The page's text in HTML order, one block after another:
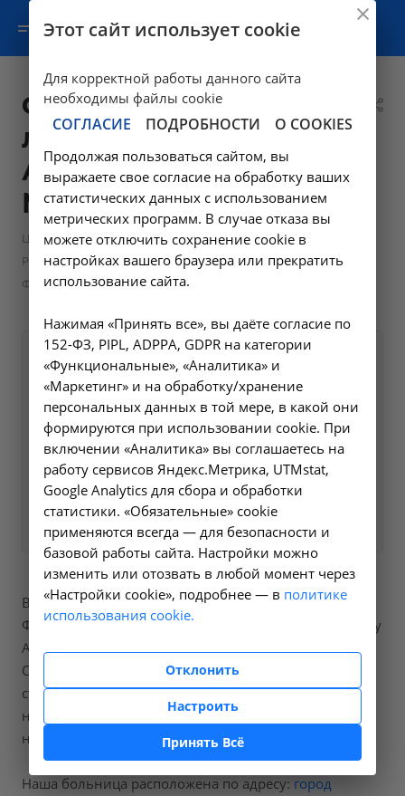
Флюорография
легких цифровая -
А06.09.006.001 в
Москве
Цены в Москве —
Рентгенологические исследования в Москве —
Флюорография легких цифровая - А06.09.006.001 в Москве
Оформите заявку на сайте,
мы свяжемся с вами в
ближайшее время и ответим
на все интересующие
вопросы.
Заказать услугу
В нашей больнице вы можете пройти процедуры
Флюорография легких цифровая, код по справочнику
А06.09.006.001.
Стоимость составит от 1000 рублей, точную
стоимость процедур вы можете уточнить
непосредственно позвонив
нам по номеру телефона+7 (495) 3207797
Наша больница расположена по адресу: город
Этот сайт использует cookie
Для корректной работы данного сайта
необходимы файлы cookie
СОГЛАСИЕ ПОДРОБНОСТИ О COOKIES
Продолжая пользоваться сайтом, вы
выражаете свое согласие на обработку ваших
статистических данных с использованием
метрических программ. В случае отказа вы
можете отключить сохранение cookie в
настройках вашего браузера или прекратить
использование сайта.
Нажимая «Принять все», вы даёте согласие по
152-ФЗ, PIPL, ADPPA, GDPR на категории
«Функциональные», «Аналитика» и
«Маркетинг» и на обработку/хранение
персональных данных в той мере, в какой они
формируются при использовании cookie. При
включении «Аналитика» вы соглашаетесь на
работу сервисов Яндекс.Метрика, UTMstat,
Google Analytics для сбора и обработки
статистики. «Обязательные» cookie
применяются всегда — для безопасности и
базовой работы сайта. Настройки можно
изменить или отозвать в любой момент через
«Настройки cookie», подробнее — в политике
использования cookie.
Отклонить
Настроить
Принять Всё